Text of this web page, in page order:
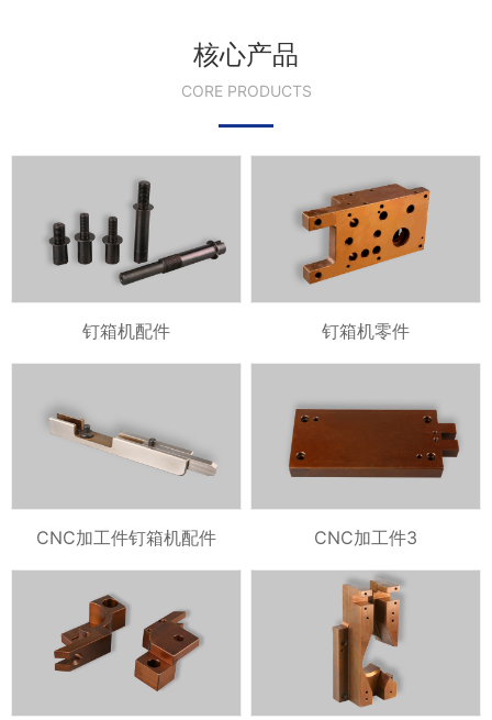
核心产品
CORE PRODUCTS
钉箱机配件 钉箱机零件
CNC加工件钉箱机配件 CNC加工件3